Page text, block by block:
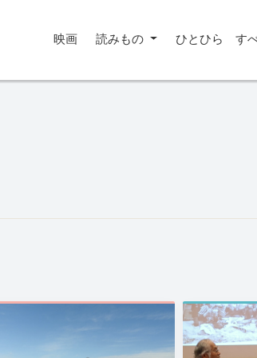
映画 読みもの ひとひら す